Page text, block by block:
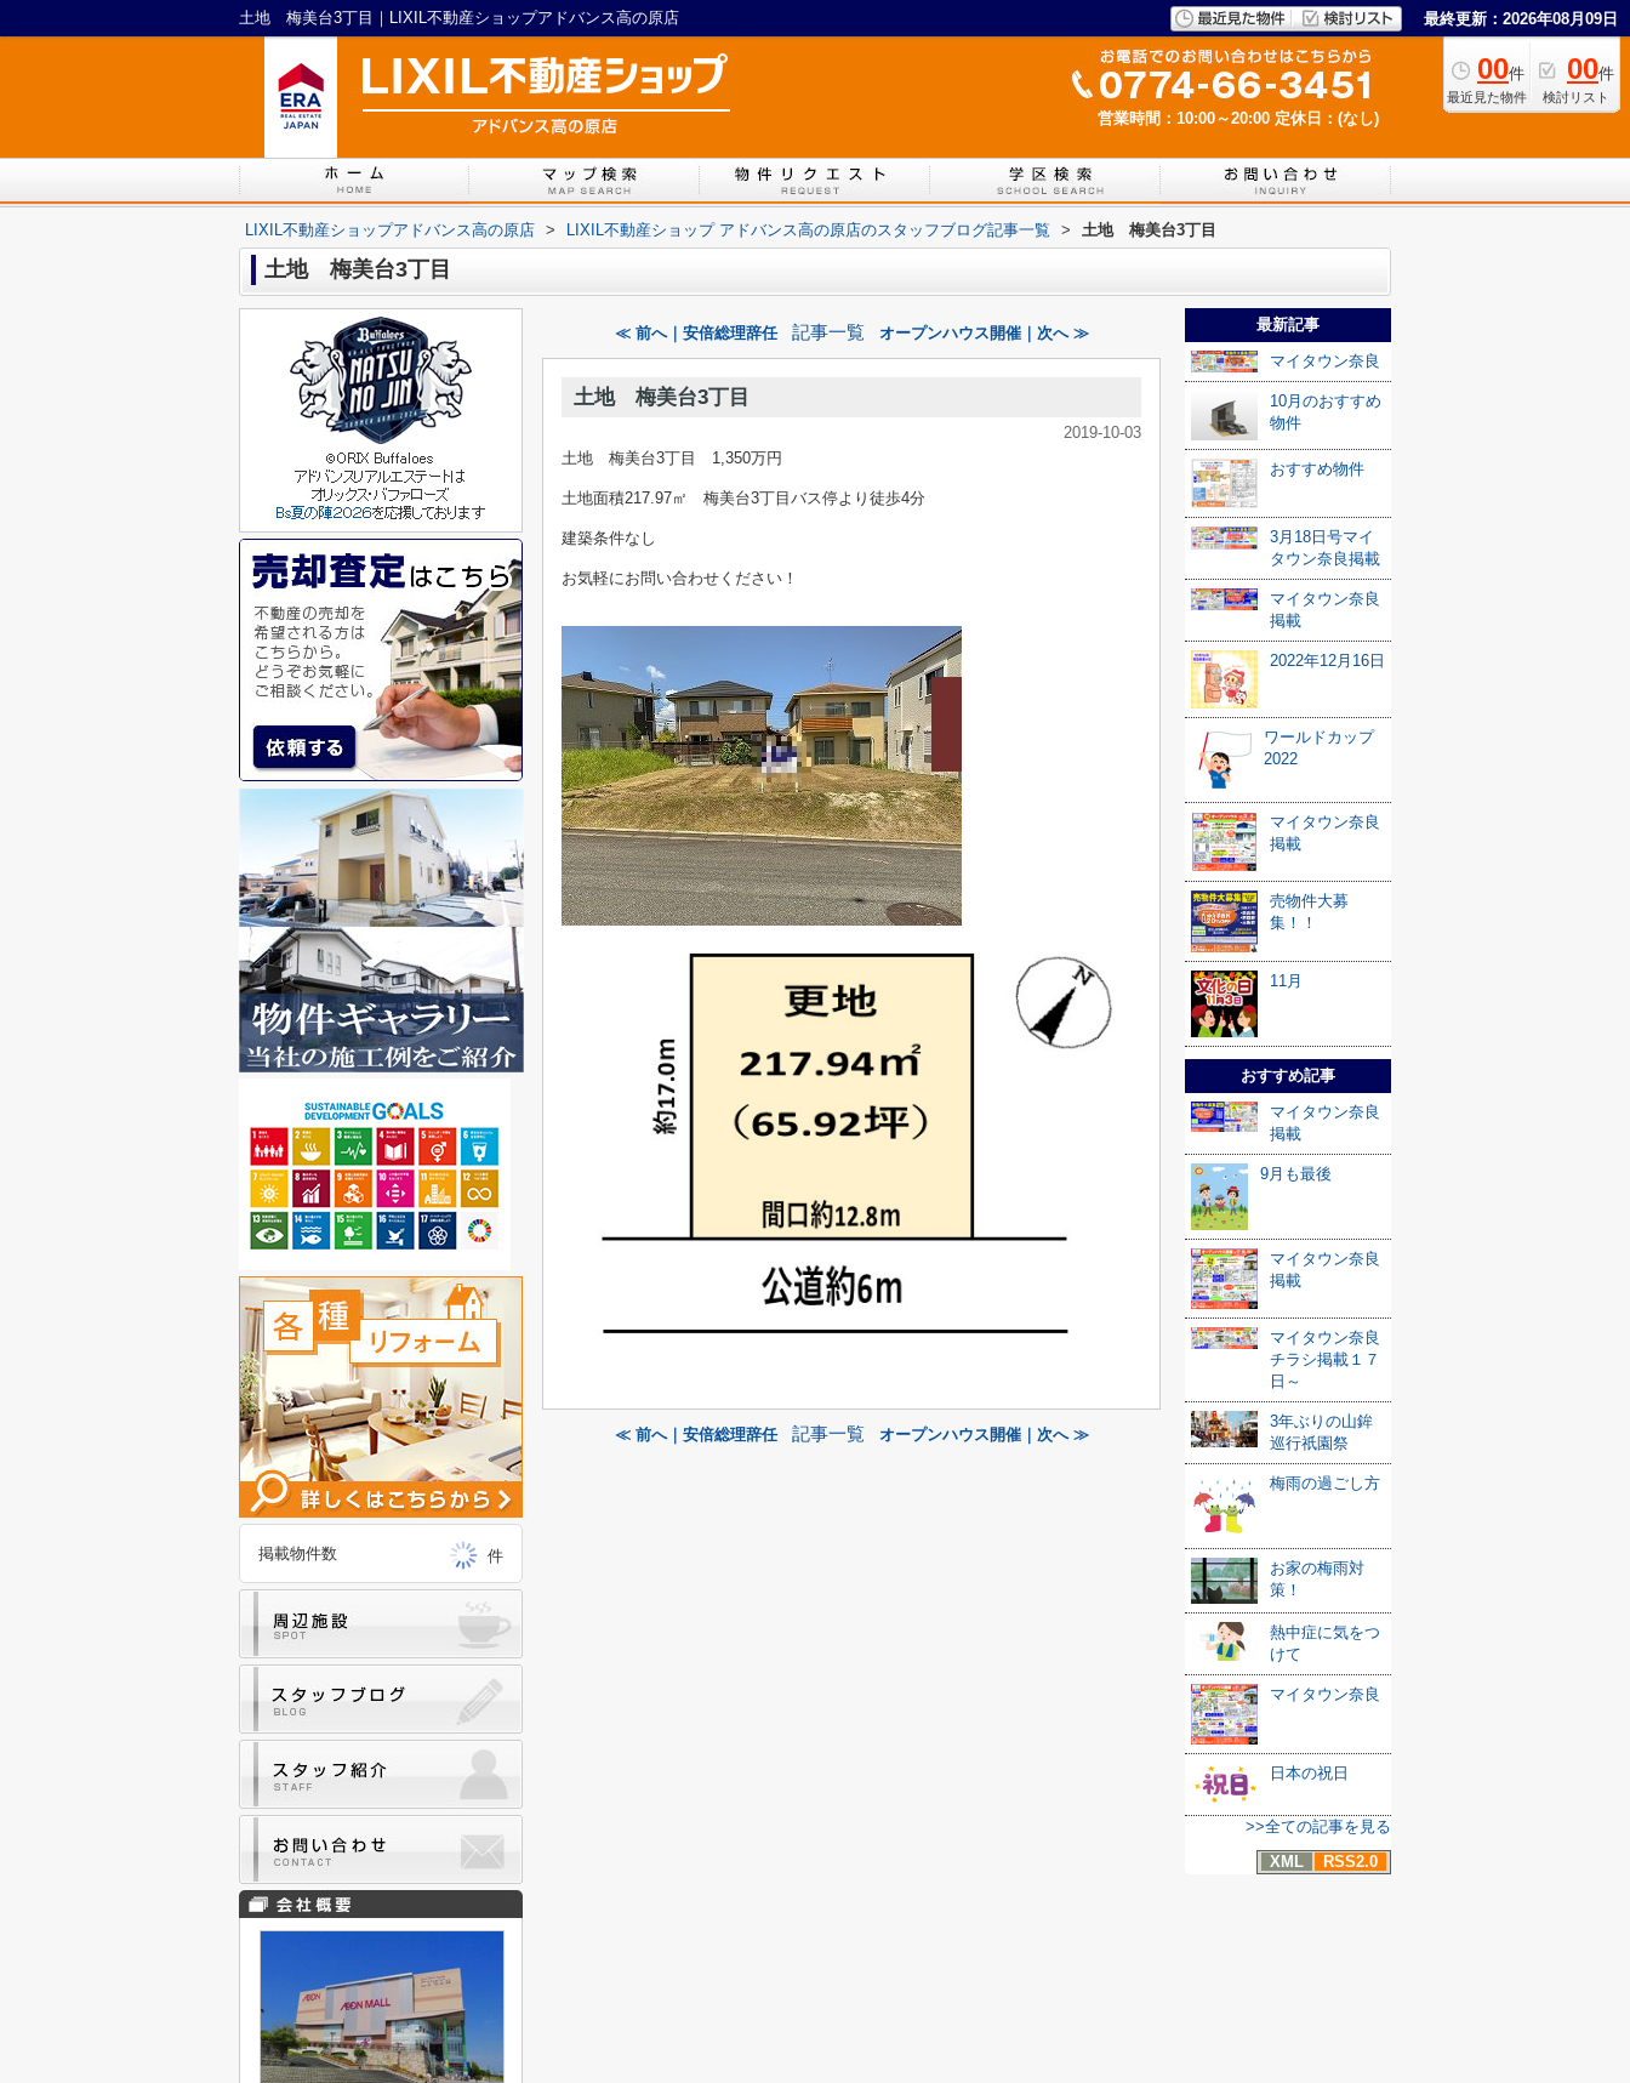
土地 梅美台3丁目｜LIXIL不動産ショップアドバンス高の原店 最終更新：2026年08月09日
00件
最近見た物件
00件
検討リスト
営業時間：10:00～20:00 定休日：(なし)
LIXIL不動産ショップアドバンス高の原店 > LIXIL不動産ショップ アドバンス高の原店のスタッフブログ記事一覧 > 土地 梅美台3丁目
土地 梅美台3丁目
≪ 前へ｜安倍総理辞任 記事一覧 オープンハウス開催｜次へ ≫
土地 梅美台3丁目
2019-10-03
土地 梅美台3丁目 1,350万円
土地面積217.97㎡ 梅美台3丁目バス停より徒歩4分
建築条件なし
お気軽にお問い合わせください！
≪ 前へ｜安倍総理辞任 記事一覧 オープンハウス開催｜次へ ≫
最新記事
マイタウン奈良
10月のおすすめ
物件
おすすめ物件
3月18日号マイ
タウン奈良掲載
マイタウン奈良
掲載
2022年12月16日
ワールドカップ
2022
マイタウン奈良
掲載
売物件大募
集！！
11月
おすすめ記事
マイタウン奈良
掲載
9月も最後
マイタウン奈良
掲載
マイタウン奈良
チラシ掲載１７
日～
3年ぶりの山鉾
巡行祇園祭
梅雨の過ごし方
お家の梅雨対
策！
熱中症に気をつ
けて
マイタウン奈良
日本の祝日
>>全ての記事を見る
XML
RSS2.0
掲載物件数 件